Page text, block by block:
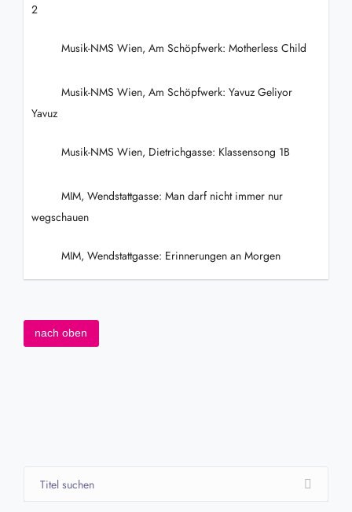
2
Musik-NMS Wien, Am Schöpfwerk: Motherless Child
Musik-NMS Wien, Am Schöpfwerk: Yavuz Geliyor
Yavuz
Musik-NMS Wien, Dietrichgasse: Klassensong 1B
MIM, Wendstattgasse: Man darf nicht immer nur
wegschauen
MIM, Wendstattgasse: Erinnerungen an Morgen
nach oben